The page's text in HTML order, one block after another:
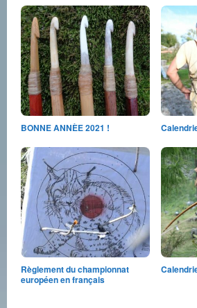
BONNE ANNÈE 2021 !
Règlement du championnat
européen en français